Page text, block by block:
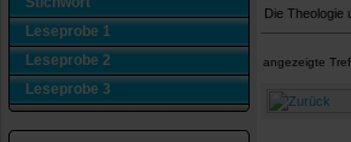
Leseprobe 1
Leseprobe 2
Leseprobe 3
Die Theologie
angezeigte